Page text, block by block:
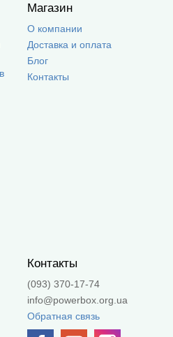
Магазин
О компании
Доставка и оплата
Блог
Контакты
Контакты
(093) 370-17-74
info@powerbox.org.ua
Обратная связь